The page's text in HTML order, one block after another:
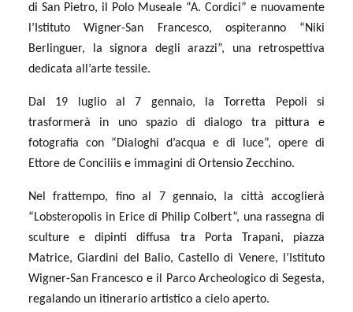
di San Pietro, il Polo Museale “A. Cordici” e nuovamente
l’Istituto Wigner-San Francesco, ospiteranno “Niki
Berlinguer, la signora degli arazzi”, una retrospettiva
dedicata all’arte tessile.
Dal 19 luglio al 7 gennaio, la Torretta Pepoli si
trasformerà in uno spazio di dialogo tra pittura e
fotografia con “Dialoghi d’acqua e di luce”, opere di
Ettore de Conciliis e immagini di Ortensio Zecchino.
Nel frattempo, fino al 7 gennaio, la città accoglierà
“Lobsteropolis in Erice di Philip Colbert”, una rassegna di
sculture e dipinti diffusa tra Porta Trapani, piazza
Matrice, Giardini del Balio, Castello di Venere, l’Istituto
Wigner-San Francesco e il Parco Archeologico di Segesta,
regalando un itinerario artistico a cielo aperto.